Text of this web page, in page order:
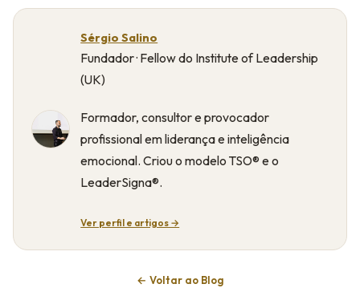
Sérgio Salino
Fundador · Fellow do Institute of Leadership
(UK)
Formador, consultor e provocador
profissional em liderança e inteligência
emocional. Criou o modelo TSO® e o
LeaderSigna®.
Ver perfil e artigos →
← Voltar ao Blog